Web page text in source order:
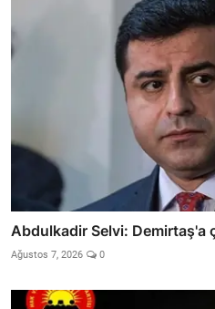
Abdulkadir Selvi: Demirtaş'a
Ağustos 7, 2026 0